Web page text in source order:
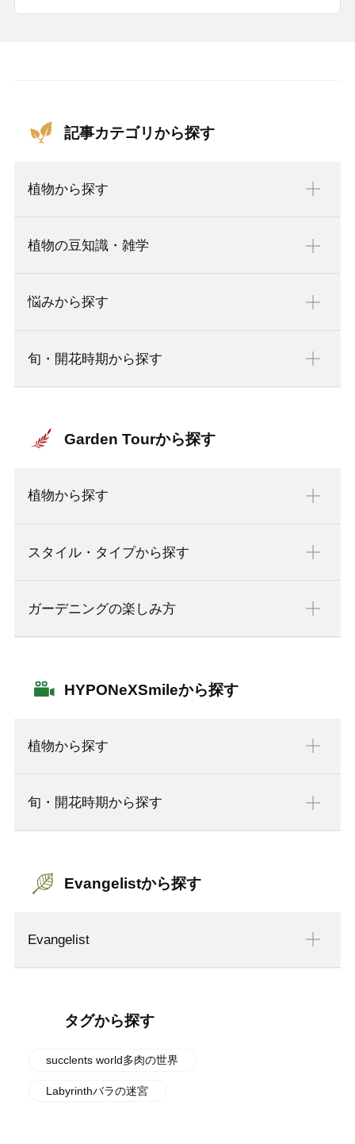
記事カテゴリから探す
植物から探す
植物の豆知識・雑学
悩みから探す
旬・開花時期から探す
Garden Tourから探す
植物から探す
スタイル・タイプから探す
ガーデニングの楽しみ方
HYPONeXSmileから探す
植物から探す
旬・開花時期から探す
Evangelistから探す
Evangelist
タグから探す
succlents world多肉の世界
Labyrinthバラの迷宮